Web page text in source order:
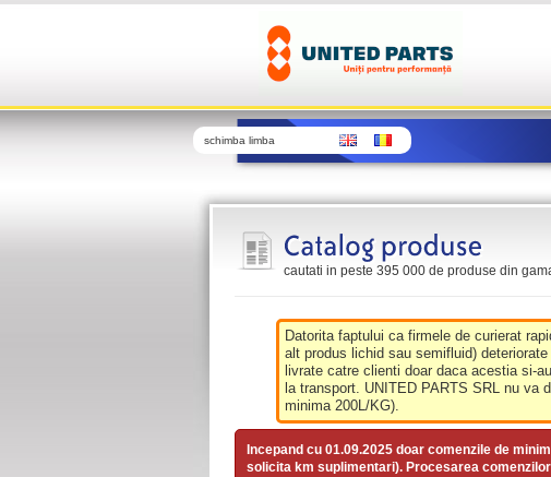
schimba limba
cautati in peste 395 000 de produse din
Datorita faptului ca firmele de curierat
alt produs lichid sau semifluid)
livrate catre clienti doar daca acestia si-
la transport. UNITED PARTS SRL nu
minima 200L/KG).
Incepand cu 01.09.2025 doar comenzile de minim
solicita km suplimentari). Procesarea